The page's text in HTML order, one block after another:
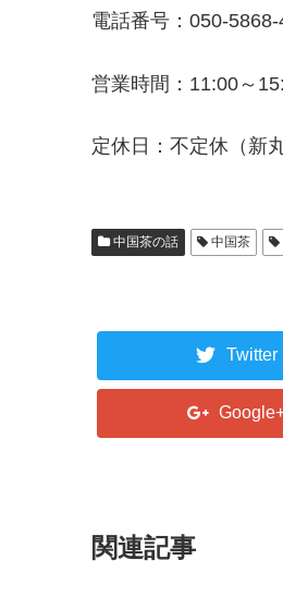
電話番号：050-
営業時間：11:00～
定休日：不定休（新
中国茶の話 中国茶
Twitter
関連記事